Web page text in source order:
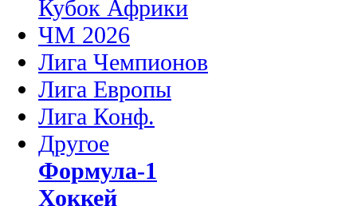
Кубок Африки
ЧМ 2026
Лига Чемпионов
Лига Европы
Лига Конф.
Другое
Формула-1
Хоккей